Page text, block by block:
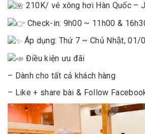
210K/ vé xông hơi Hàn Quốc –
Check-in: 9h00 ~ 11h00 &
Áp dụng: Thứ 7 ~ Chủ Nhật,
Điều kiện ưu đãi
– Dành cho tất cả khách hàng
– Like + share bài & Follow